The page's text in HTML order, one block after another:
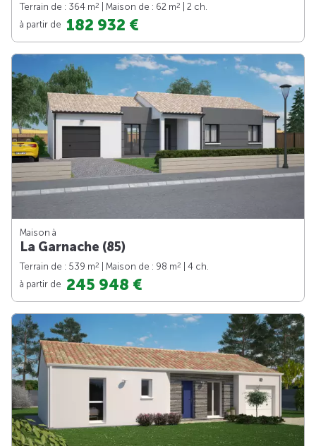
Terrain de : 364 m2 | Maison de : 62 m2
| 2 ch.
à partir de 182 932 €
Maison à
La Garnache (85)
Terrain de : 539 m2 | Maison de : 98 m2
| 4 ch.
à partir de 245 948 €